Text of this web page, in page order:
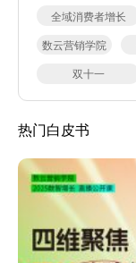
全域消费者增长
数云营销学院
双十一
热门白皮书